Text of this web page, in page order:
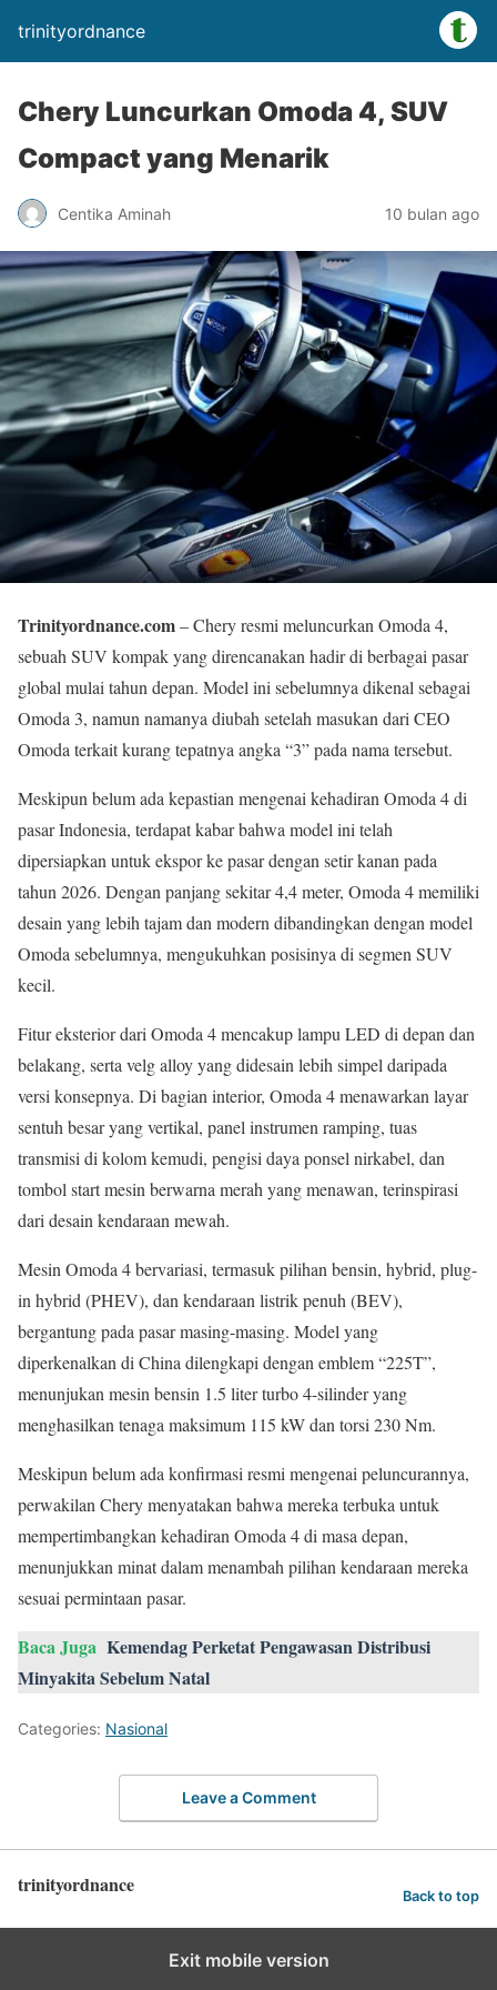
trinityordnance
Chery Luncurkan Omoda 4, SUV
Compact yang Menarik
Centika Aminah 10 bulan ago
Trinityordnance.com– Chery resmi meluncurkan Omoda 4,
sebuah SUV kompak yang direncanakan hadir di berbagai pasar
global mulai tahun depan. Model ini sebelumnya dikenal sebagai
Omoda 3, namun namanya diubah setelah masukan dari CEO
Omoda terkait kurang tepatnya angka “3” pada nama tersebut.
Meskipun belum ada kepastian mengenai kehadiran Omoda 4 di
pasar Indonesia, terdapat kabar bahwa model ini telah
dipersiapkan untuk ekspor ke pasar dengan setir kanan pada
tahun 2026. Dengan panjang sekitar 4,4 meter, Omoda 4 memiliki
desain yang lebih tajam dan modern dibandingkan dengan model
Omoda sebelumnya, mengukuhkan posisinya di segmen SUV
kecil.
Fitur eksterior dari Omoda 4 mencakup lampu LED di depan dan
belakang, serta velg alloy yang didesain lebih simpel daripada
versi konsepnya. Di bagian interior, Omoda 4 menawarkan layar
sentuh besar yang vertikal, panel instrumen ramping, tuas
transmisi di kolom kemudi, pengisi daya ponsel nirkabel, dan
tombol start mesin berwarna merah yang menawan, terinspirasi
dari desain kendaraan mewah.
Mesin Omoda 4 bervariasi, termasuk pilihan bensin, hybrid, plug-
in hybrid (PHEV), dan kendaraan listrik penuh (BEV),
bergantung pada pasar masing-masing. Model yang
diperkenalkan di China dilengkapi dengan emblem “225T”,
menunjukan mesin bensin 1.5 liter turbo 4-silinder yang
menghasilkan tenaga maksimum 115 kW dan torsi 230 Nm.
Meskipun belum ada konfirmasi resmi mengenai peluncurannya,
perwakilan Chery menyatakan bahwa mereka terbuka untuk
mempertimbangkan kehadiran Omoda 4 di masa depan,
menunjukkan minat dalam menambah pilihan kendaraan mereka
sesuai permintaan pasar.
Baca Juga Kemendag Perketat Pengawasan Distribusi
Minyakita Sebelum Natal
Categories: Nasional
Leave a Comment
trinityordnance Back to top
Exit mobile version